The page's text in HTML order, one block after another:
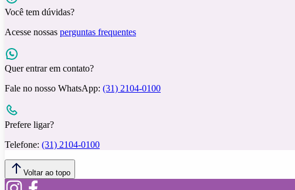
Você tem dúvidas?
Acesse nossas perguntas frequentes
Quer entrar em contato?
Fale no nosso WhatsApp: (31) 2104-0100
Prefere ligar?
Telefone: (31) 2104-0100
Voltar ao topo